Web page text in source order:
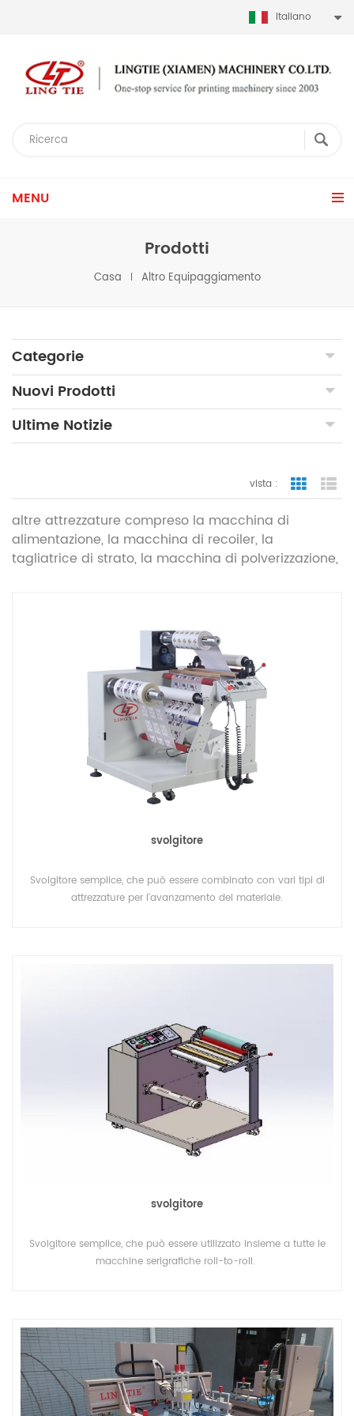
Italiano
MENU
Prodotti
Casa Altro Equipaggiamento
Categorie
Nuovi Prodotti
Ultime Notizie
vista : vista a
altre attrezzature compreso la macchina di
alimentazione, la macchina di recoiler, la
tagliatrice di strato, la macchina di polverizzazione,
svolgitore
Svolgitore semplice, che può essere combinato con vari tipi di
attrezzature per l'avanzamento del materiale.
svolgitore
Svolgitore semplice, che può essere utilizzato insieme a tutte le
macchine serigrafiche roll-to-roll.